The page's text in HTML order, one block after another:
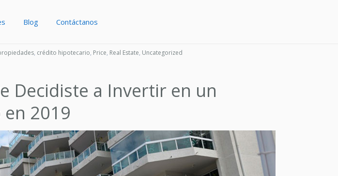
Blog Contáctanos
, crédito hipotecario, Price, Real Estate, Uncategorized
Decidiste a Invertir en un
2019